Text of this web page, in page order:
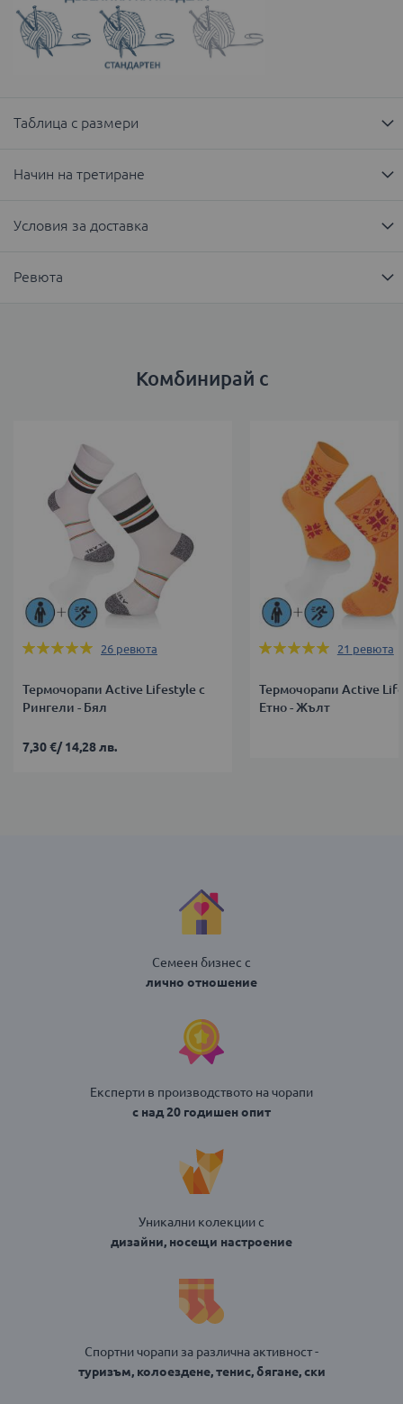
Таблица с размери
Начин на третиране
Условия за доставка
Ревюта
Комбинирай с
Оценка:
26 ревюта
Термочорапи Active Lifestyle с
Рингели - Бял
7,30 €/14,28 лв.
Оценка:
21 ревюта
Термочорапи Active
Етно - Жълт
Семеен бизнес с
лично отношение
Експерти в производството на чорапи
с над 20 годишен опит
Уникални колекции с
дизайни, носещи настроение
Спортни чорапи за различна активност -
туризъм, колоездене, тенис, бягане, ски